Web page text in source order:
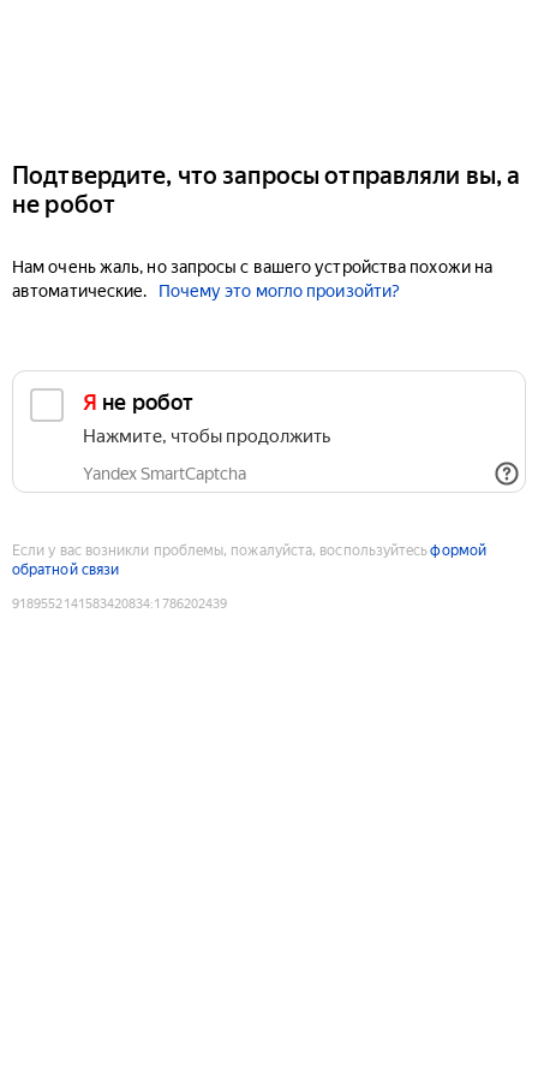
Подтвердите, что запросы отправляли вы, а
не робот
Нам очень жаль, но запросы с вашего устройства похожи на
автоматические.
Почему это могло произойти?
Я не робот
Нажмите, чтобы продолжить
Yandex SmartCaptcha
Если у вас возникли проблемы, пожалуйста, воспользуйтесьформой
обратной связи
9189552141583420834:1786202439